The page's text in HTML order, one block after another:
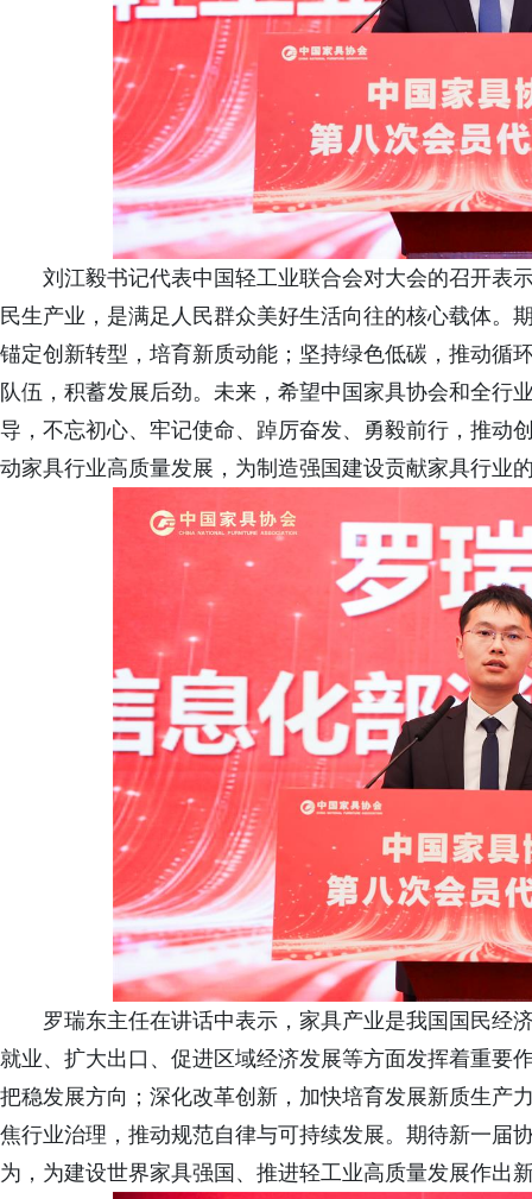
刘江毅书记代表中国轻工业联合会对大会的召开表
民生产业，是满足人民群众美好生活向往的核心载体。
锚定创新转型，培育新质动能；坚持绿色低碳，推动循
队伍，积蓄发展后劲。未来，希望中国家具协会和全行
导，不忘初心、牢记使命、踔厉奋发、勇毅前行，推动
动家具行业高质量发展，为制造强国建设贡献家具行业
罗瑞东主任在讲话中表示，家具产业是我国国民经
就业、扩大出口、促进区域经济发展等方面发挥着重要
把稳发展方向；深化改革创新，加快培育发展新质生产
焦行业治理，推动规范自律与可持续发展。期待新一届
为，为建设世界家具强国、推进轻工业高质量发展作出